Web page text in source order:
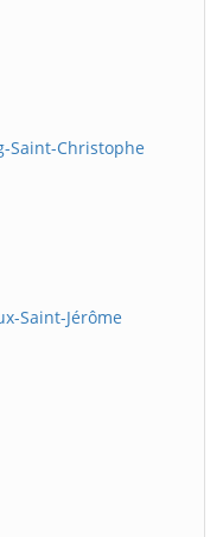
Saint-Christophe
Saint-Jérôme